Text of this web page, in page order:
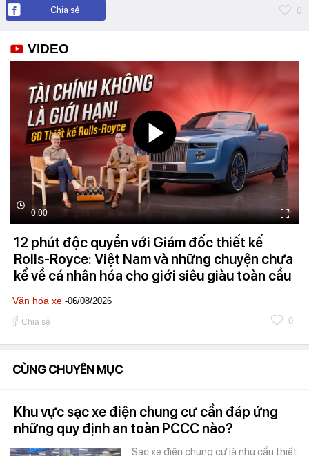
Chia sẻ 0
VIDEO
0:00
12 phút độc quyền với Giám đốc thiết kế
Rolls-Royce: Việt Nam và những chuyện chưa
kể về cá nhân hóa cho giới siêu giàu toàn cầu
Văn hóa xe -06/08/2026
Chia sẻ 0
CÙNG CHUYÊN MỤC
Khu vực sạc xe điện chung cư cần đáp ứng
những quy định an toàn PCCC nào?
Sạc xe điện chung cư là nhu cầu thiết